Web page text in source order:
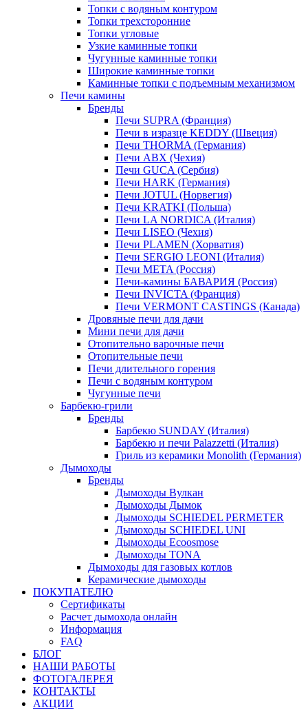
Топки с водяным контуром
Топки трехсторонние
Топки угловые
Узкие каминные топки
Чугунные каминные топки
Широкие каминные топки
Каминные топки с подъемным механизмом
Печи камины
Бренды
Печи SUPRA (Франция)
Печи в изразце KEDDY (Швеция)
Печи THORMA (Германия)
Печи ABX (Чехия)
Печи GUCA (Сербия)
Печи HARK (Германия)
Печи JOTUL (Норвегия)
Печи KRATKI (Польша)
Печи LA NORDICA (Италия)
Печи LISEO (Чехия)
Печи PLAMEN (Хорватия)
Печи SERGIO LEONI (Италия)
Печи META (Россия)
Печи-камины БАВАРИЯ (Россия)
Печи INVICTA (Франция)
Печи VERMONT CASTINGS (Канада)
Дровяные печи для дачи
Мини печи для дачи
Отопительно варочные печи
Отопительные печи
Печи длительного горения
Печи с водяным контуром
Чугунные печи
Барбекю-грили
Бренды
Барбекю SUNDAY (Италия)
Барбекю и печи Palazzetti (Италия)
Гриль из керамики Monolith (Германия)
Дымоходы
Бренды
Дымоходы Вулкан
Дымоходы Дымок
Дымоходы SCHIEDEL PERMETER
Дымоходы SCHIEDEL UNI
Дымоходы Ecoosmose
Дымоходы TONA
Дымоходы для газовых котлов
Керамические дымоходы
ПОКУПАТЕЛЮ
Сертификаты
Расчет дымохода онлайн
Информация
FAQ
БЛОГ
НАШИ РАБОТЫ
ФОТОГАЛЕРЕЯ
КОНТАКТЫ
АКЦИИ